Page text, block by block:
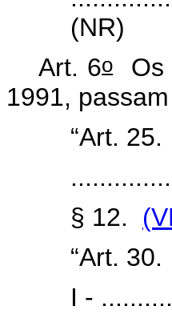
(NR)
Art. 6oOs
1991,
“Art.
§ 12.
“Art.
I -